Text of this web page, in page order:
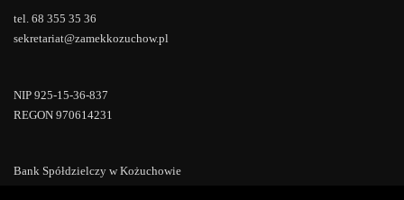
tel. 68 355 35 36
sekretariat@zamekkozuchow.pl
NIP 925-15-36-837
REGON 970614231
Bank Spółdzielczy w Kożuchowie